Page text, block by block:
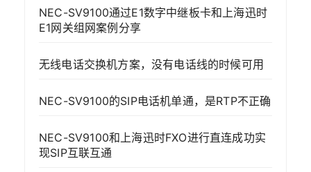
NEC-SV9100通过E1数字中继板卡和上海迅时
E1网关组网案例分享
无线电话交换机方案，没有电话线的时候可用
NEC-SV9100的SIP电话机单通，是RTP不正确
NEC-SV9100和上海迅时FXO进行直连成功实
现SIP互联互通